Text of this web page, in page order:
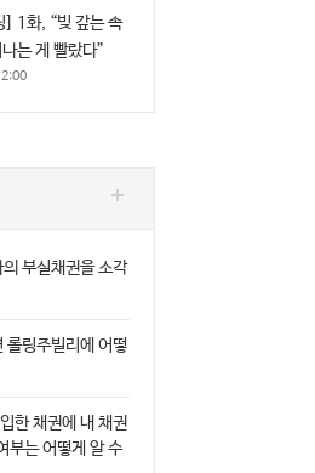
] 1화, “빚 갚는 속
는 게 빨랐다”
부실채권을 소각
롤링주빌리에 어떻
한 채권에 내 채권
부는 어떻게 알 수